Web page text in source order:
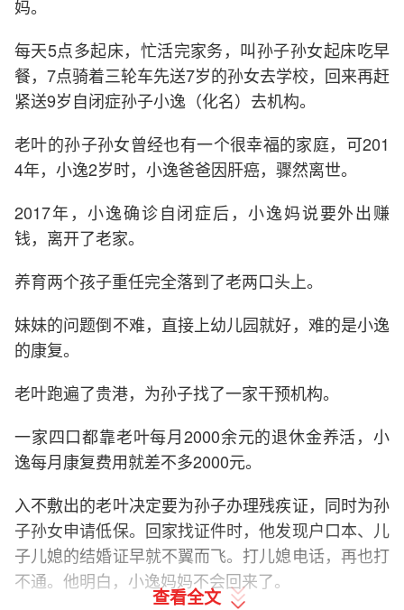
妈。
每天5点多起床，忙活完家务，叫孙子孙女起床吃早
餐，7点骑着三轮车先送7岁的孙女去学校，回来再赶
紧送9岁自闭症孙子小逸（化名）去机构。
老叶的孙子孙女曾经也有一个很幸福的家庭，可201
4年，小逸2岁时，小逸爸爸因肝癌，骤然离世。
2017年，小逸确诊自闭症后，小逸妈说要外出赚
钱，离开了老家。
养育两个孩子重任完全落到了老两口头上。
妹妹的问题倒不难，直接上幼儿园就好，难的是小逸
的康复。
老叶跑遍了贵港，为孙子找了一家干预机构。
一家四口都靠老叶每月2000余元的退休金养活，小
逸每月康复费用就差不多2000元。
入不敷出的老叶决定要为孙子办理残疾证，同时为孙
子孙女申请低保。回家找证件时，他发现户口本、儿
子儿媳的结婚证早就不翼而飞。打儿媳电话，再也打
不通。他明白，小逸妈妈不会回来了。
查看全文